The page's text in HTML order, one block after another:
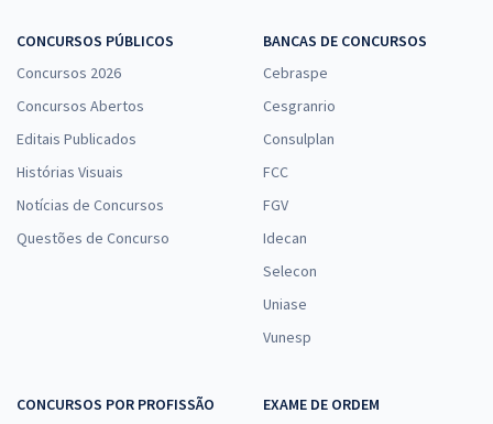
CONCURSOS PÚBLICOS
Concursos 2026
Concursos Abertos
Editais Publicados
Histórias Visuais
Notícias de Concursos
Questões de Concurso
BANCAS DE CONCURSOS
Cebraspe
Cesgranrio
Consulplan
FCC
FGV
Idecan
Selecon
Uniase
Vunesp
CONCURSOS POR PROFISSÃO
EXAME DE ORDEM